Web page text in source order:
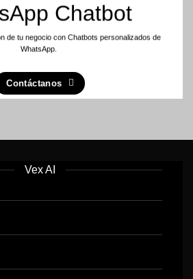
Chatbot
de tu negocio con Chatbots personalizados de
WhatsApp.
Contáctanos
Vex AI